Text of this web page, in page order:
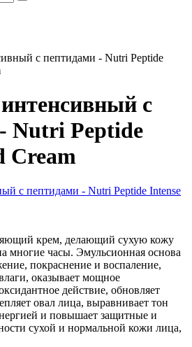
с пептидами - Nutri Peptide
с
Nutri Peptide
Cream
крем, делающий сухую кожу
многие часы. Эмульсионная основа
покраснение и воспаление,
оказывает мощное
действие, обновляет
овал лица, выравнивает тон
и повышает защитные и
сухой и нормальной кожи лица,